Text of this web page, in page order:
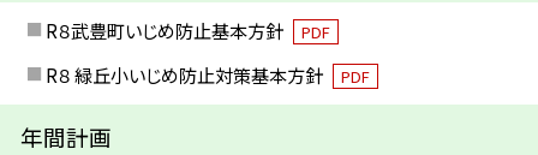
R８武豊町いじめ防止基本方針 PDF
R８ 緑丘小いじめ防止対策基本方針 PDF
年間計画